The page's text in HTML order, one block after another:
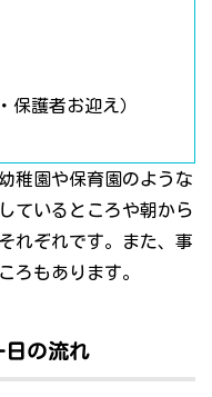
保護者お迎え）
稚園や保育園のような
ているところや朝から
れぞれです。また、事
ろもあります。
日の流れ